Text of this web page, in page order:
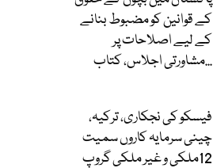
کے قوانین کو مضبوط بنانے
کے لیے اصلاحات پر
مشاورتی اجلاس، کتاب...
فیسکو کی نجکاری، ترکیہ،
چینی سرمایہ کاروں سمیت
12ملکی و غیر ملکی گروپ